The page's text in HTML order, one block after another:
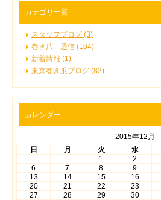
カテゴリ一覧
スタッフブログ (3)
巻き爪 通信 (104)
新着情報 (1)
東京巻き爪ブログ (82)
カレンダー
2015年12月
日
月 火 水
1
2
6
7 8 9
13
14 15 16
20
21 22 23
27
28 29 30